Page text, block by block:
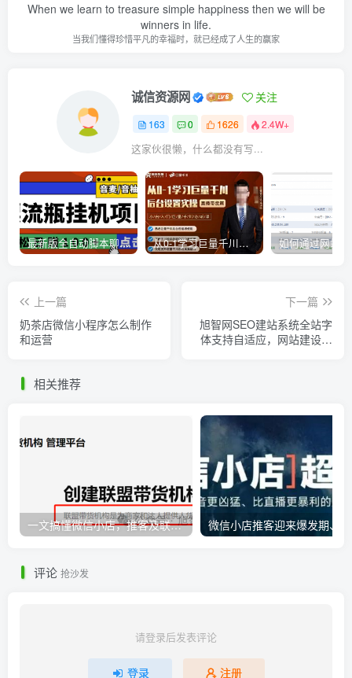
When we learn to treasure simple happiness then we will be
winners in life.
当我们懂得珍惜平凡的幸福时，就已经成了人生的赢家
诚信资源网 关注
163 0 1626 2.4W+
这家伙很懒，什么都没有写...
最新版全自动脚本聊天挂机漂流瓶项目，单窗口稳定每天收益100+ 从0-1学习巨量千川，后台设置实操，直播带货篇，新手小白入门千川必听课
上一篇
奶茶店微信小程序怎么制作
和运营
下一篇
旭智网SEO建站系统全站字
体支持自适应，网站建设国
相关推荐
一文搞懂微信小店，推客及联盟带货机构之间的相互联系
评论 抢沙发
请登录后发表评论
登录 注册